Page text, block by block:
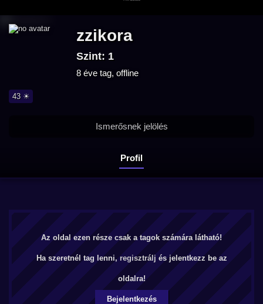
zzikora
Szint: 1
8 éve tag, offline
43 ☀
Profil
Ismerősnek jelölés
Az oldal ezen része csak a tagok számára látható!
Ha szeretnél tag lenni, regisztrálj és jelentkezz be az
oldalra!
Bejelentkezés